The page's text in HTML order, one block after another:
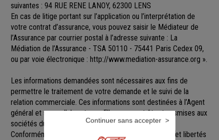
suivantes : 94 RUE RENE LANOY, 62300 LENS
En cas de litige portant sur l’application ou l’interprétation de
votre contrat d’assurance, vous pouvez saisir le Médiateur de
l’Assurance par courrier postal à l’adresse suivante : La
Médiation de l’Assurance - TSA 50110 - 75441 Paris Cedex 09,
ou par voie électronique : http://www.mediation-assurance.org ».
Les informations demandées sont nécessaires aux fins de
permettre le traitement de votre demande et le suivi de la
relation commerciale. Ces informations sont destinées à l’Agent
général et ses collaborateurs. Elles pourront être transmises aux
sociétés du groupe GENERALI.
Conformément aux dispositions de la loi Informatique et libertés
Continuer sans accepter